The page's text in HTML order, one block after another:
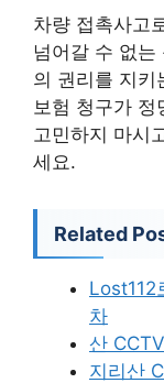
차량 접촉사고
넘어갈 수 없는
의 권리를 지키
보험 청구가 정
고민하지 마시
세요.
Related
Lost112
차
산
지리산